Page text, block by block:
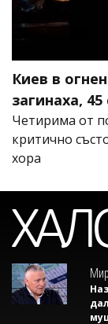
Киев в
загинаха,
Четирима от
критично
хора